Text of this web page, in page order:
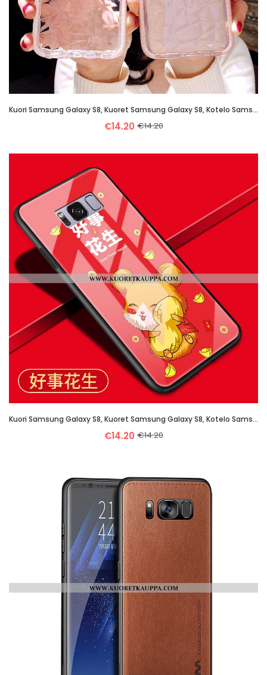
Kuori Samsung Galaxy S8, Kuoret Samsung Galaxy S8, Kotelo Samsung Galaxy S8 Pehmeä Neste Silikoni Tä
€14.20 €14.20
Kuori Samsung Galaxy S8, Kuoret Samsung Galaxy S8, Kotelo Samsung Galaxy S8 Sarjakuva Suojaus Pu Yks
€14.20 €14.20